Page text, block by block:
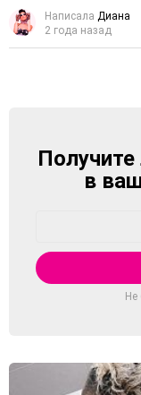
Написала Диана
2 года назад
в
Не